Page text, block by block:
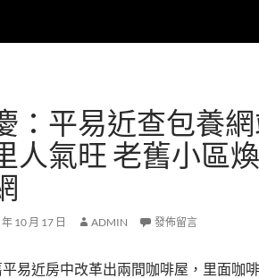
：平易近查包養
人氣旺 老舊小區
10 月 17 日 ADMIN 發佈留言
易近房中改革出兩間咖啡屋，里面咖